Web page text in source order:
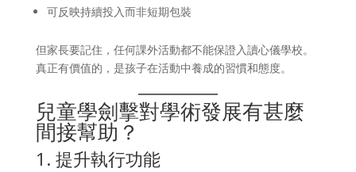
可反映持續投入而非短期包裝
但家長要記住，任何課外活動都不能保證入讀心儀學校。
真正有價值的，是孩子在活動中養成的習慣和態度。
兒童學劍擊對學術發展有甚麼
間接幫助？
1. 提升執行功能